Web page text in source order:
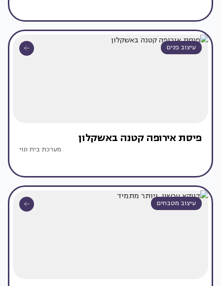
עיצוב פנים
פיסת אירופה קטנה באשקלון
מערכת בית ונוי
עיצוב מטבחים